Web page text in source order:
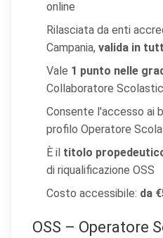
online
Rilasciata da enti
Campania, valida in
Vale 1 punto nelle
Collaboratore
Consente l'accesso ai
profilo Operatore
È il titolo
di riqualificazione OSS
Costo accessibile: da
OSS – Operatore
Preferenze cookie
Scegli quali categorie di
necessari sono sempre attivi
funzionamento del sito.
Cookie necessari
sicurezza, preferenze
non può funzionare